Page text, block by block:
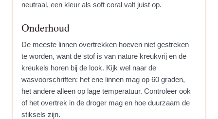
neutraal, een kleur als soft coral valt juist op.
Onderhoud
De meeste linnen overtrekken hoeven niet gestreken
te worden, want de stof is van nature kreukvrij en de
kreukels horen bij de look. Kijk wel naar de
wasvoorschriften: het ene linnen mag op 60 graden,
het andere alleen op lage temperatuur. Controleer ook
of het overtrek in de droger mag en hoe duurzaam de
stiksels zijn.